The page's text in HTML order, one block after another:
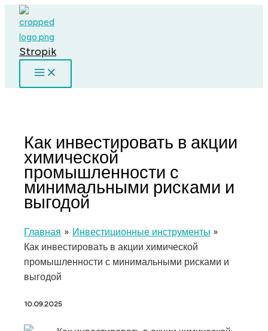
Перейти
содержимому
Stropik
Как инвестировать в акции
химической
промышленности с
минимальными рисками и
выгодой
Главная
Инвестиционные инструменты
Как инвестировать в акции химической
промышленности с минимальными рисками и
выгодой
10.09.2025